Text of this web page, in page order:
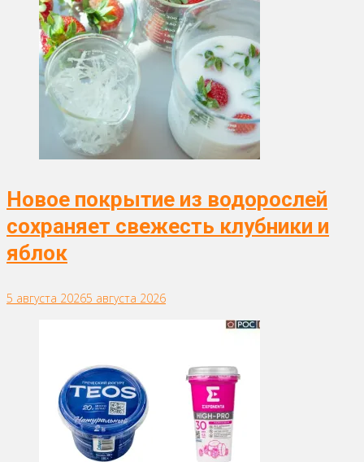
Новое покрытие из водорослей
сохраняет свежесть клубники и
яблок
5 августа 20265 августа 2026